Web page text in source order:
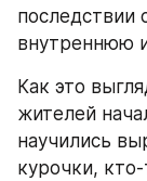
последствии
внутреннюю
Как это
жителей
научились
курочки,